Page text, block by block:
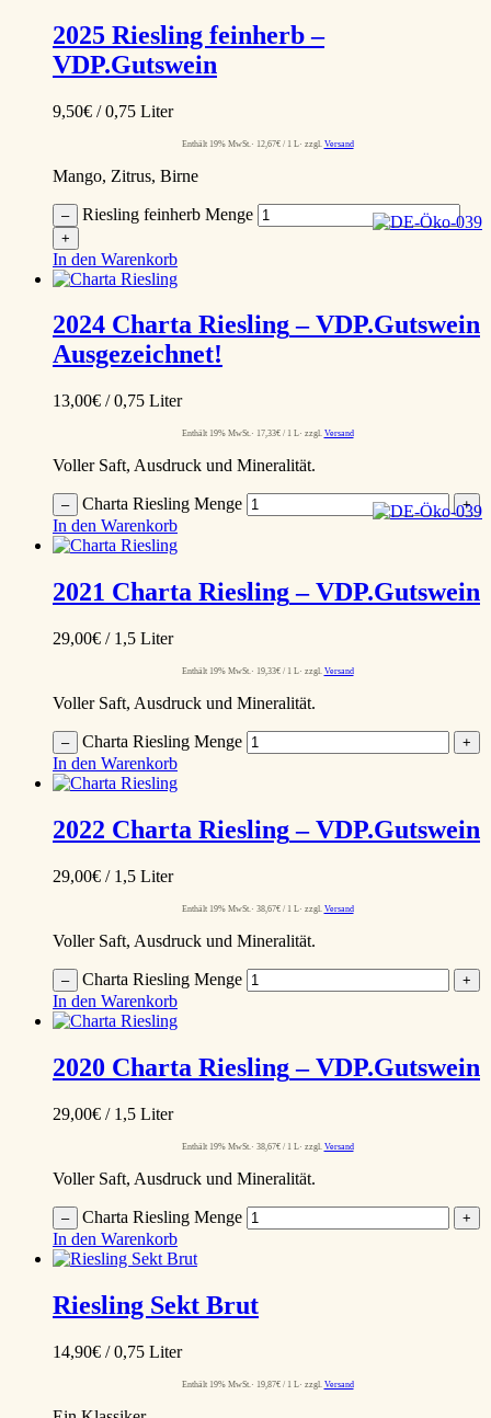
2025 Riesling feinherb–
VDP.Gutswein
9,50€ / 0,75 Liter
Enthält 19% MwSt. 12,67€/ 1 L zzgl. Versand
Mango, Zitrus, Birne
– Riesling feinherb Menge
+
In den Warenkorb
2024 Charta Riesling– VDP.Gutswein
Ausgezeichnet!
13,00€ / 0,75 Liter
Enthält 19% MwSt. 17,33€/ 1 L zzgl. Versand
Voller Saft, Ausdruck und Mineralität.
– Charta Riesling Menge +
In den Warenkorb
2021 Charta Riesling– VDP.Gutswein
29,00€ / 1,5 Liter
Enthält 19% MwSt. 19,33€/ 1 L zzgl. Versand
Voller Saft, Ausdruck und Mineralität.
– Charta Riesling Menge +
In den Warenkorb
2022 Charta Riesling– VDP.Gutswein
29,00€ / 1,5 Liter
Enthält 19% MwSt. 38,67€/ 1 L zzgl. Versand
Voller Saft, Ausdruck und Mineralität.
– Charta Riesling Menge +
In den Warenkorb
2020 Charta Riesling– VDP.Gutswein
29,00€ / 1,5 Liter
Enthält 19% MwSt. 38,67€/ 1 L zzgl. Versand
Voller Saft, Ausdruck und Mineralität.
– Charta Riesling Menge +
In den Warenkorb
Riesling Sekt Brut
14,90€ / 0,75 Liter
Enthält 19% MwSt. 19,87€/ 1 L zzgl. Versand